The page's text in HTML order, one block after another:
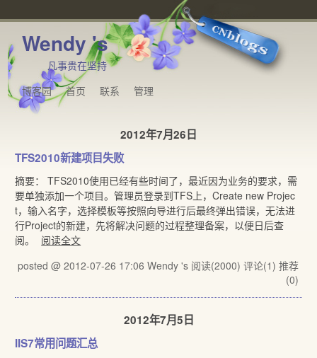
Wendy 's
凡事贵在坚持
博客园
首页 联系 管理
2012年7月26日
TFS2010新建项目失败
摘要： TFS2010使用已经有些时间了，最近因为业务的要求，需
要单独添加一个项目。管理员登录到TFS上，Create new Projec
t，输入名字，选择模板等按照向导进行后最终弹出错误，无法进
行Project的新建，先将解决问题的过程整理备案，以便日后查
阅。
阅读全文
posted @ 2012-07-26 17:06 Wendy 's 阅读(2000) 评论(1) 推荐
(0)
2012年7月5日
IIS7常用问题汇总